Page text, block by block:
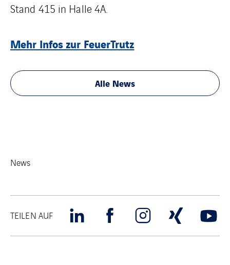
Stand 415 in Halle 4A.
Mehr Infos zur FeuerTrutz
Alle News
News
TEILEN AUF